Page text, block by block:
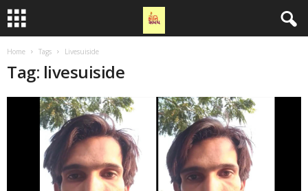
Home Tags Livesuiside
Tag: livesuiside